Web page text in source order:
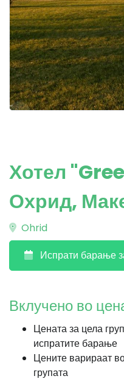
Хотел
Охрид,
Ohrid
Испрати барање
Вклучено во
Цената за цела
испратите барање
Цените варираат
групата